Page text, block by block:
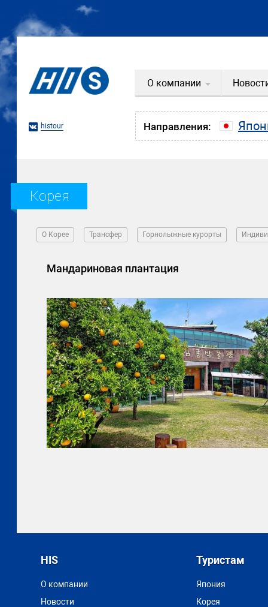
О компании
histour Направления:
Корея
О Корее Трансфер Горнолыжные курорты
Мандариновая плантация
HIS
О компании
Новости
Туристам
Япония
Корея